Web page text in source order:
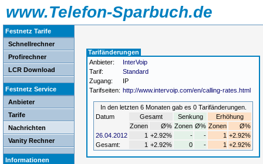
www.Telefon-Sparbuch.de
Festnetz Tarife
Schnellrechner
Profirechner
LCR Download
Festnetz Service
Anbieter
Tarife
Nachrichten
Vanity Rechner
Informationen
Tarifänderungen
Anbieter:
InterVoip
Tarif:
Standard
Zugang:
IP
Tarifseiten: http://www.intervoip.com/en/calling-rates.html
In den letzten 6 Monaten gab es 0 Tarifänderungen.
Datum
Gesamt Senkung
Erhöhung
Zonen
Ø% Zonen Ø% Zonen
Ø%
26.04.2012
1 +2.92% - - 1 +2.92%
Gesamt:
1 +2.92% 0 - 1 +2.92%